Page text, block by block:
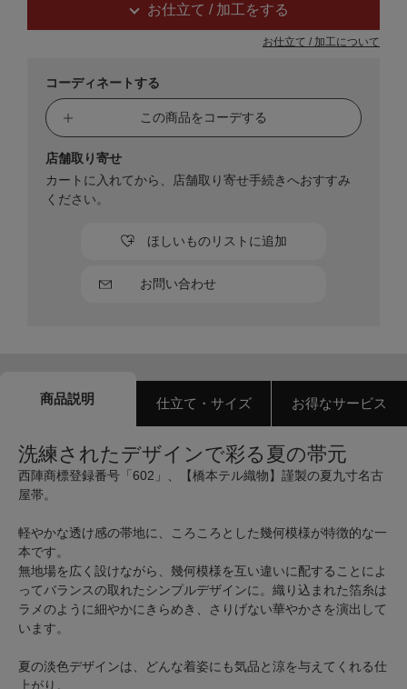
お仕立て / 加工をする
お仕立て / 加工について
コーディネートする
この商品をコーデする
お問い合わせ
ほしいものリストに追加
店舗取り寄せ
カートに入れてから、店舗取り寄せ手続きへおすすみ
ください。
商品説明 仕立て・サイズ お得なサービス
洗練されたデザインで彩る夏の帯元
西陣商標登録番号「602」、【橋本テル織物】謹製の夏九寸名古
屋帯。
軽やかな透け感の帯地に、ころころとした幾何模様が特徴的な一
本です。
無地場を広く設けながら、幾何模様を互い違いに配することによ
ってバランスの取れたシンプルデザインに。織り込まれた箔糸は
ラメのように細やかにきらめき、さりげない華やかさを演出して
います。
夏の淡色デザインは、どんな着姿にも気品と涼を与えてくれる仕
上がり。